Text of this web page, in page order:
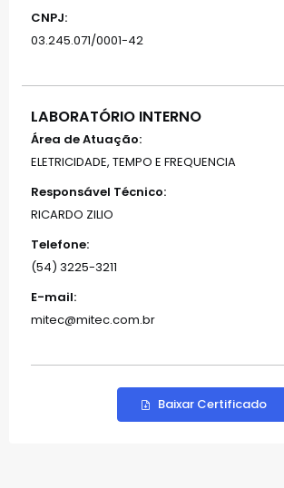
CNPJ:
03.245.071/0001-42
LABORATÓRIO INTERNO
Área de Atuação:
ELETRICIDADE, TEMPO E FREQUENCIA
Responsável Técnico:
RICARDO ZILIO
Telefone:
(54) 3225-3211
E-mail:
mitec@mitec.com.br
Baixar Certificado